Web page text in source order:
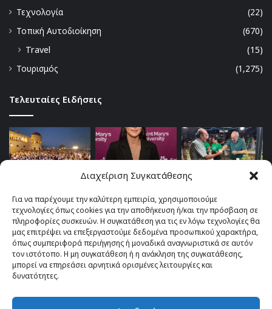
Διαχείριση Συγκατάθεσης
Για να παρέχουμε την καλύτερη εμπειρία, χρησιμοποιούμε
τεχνολογίες όπως cookies για την αποθήκευση ή/και την πρόσβαση σε
πληροφορίες συσκευών. Η συγκατάθεση για τις εν λόγω τεχνολογίες θα
μας επιτρέψει να επεξεργαστούμε δεδομένα προσωπικού χαρακτήρα,
όπως συμπεριφορά περιήγησης ή μοναδικά αναγνωριστικά σε αυτόν
τον ιστότοπο. Η μη συγκατάθεση ή η ανάκληση της συγκατάθεσης,
μπορεί να επηρεάσει αρνητικά ορισμένες λειτουργίες και
δυνατότητες.
Τεχνολογία
(22)
Τοπική Αυτοδιοίκηση
(670)
Travel
(15)
Τουρισμός
(1,275)
Τελευταίες Ειδήσεις